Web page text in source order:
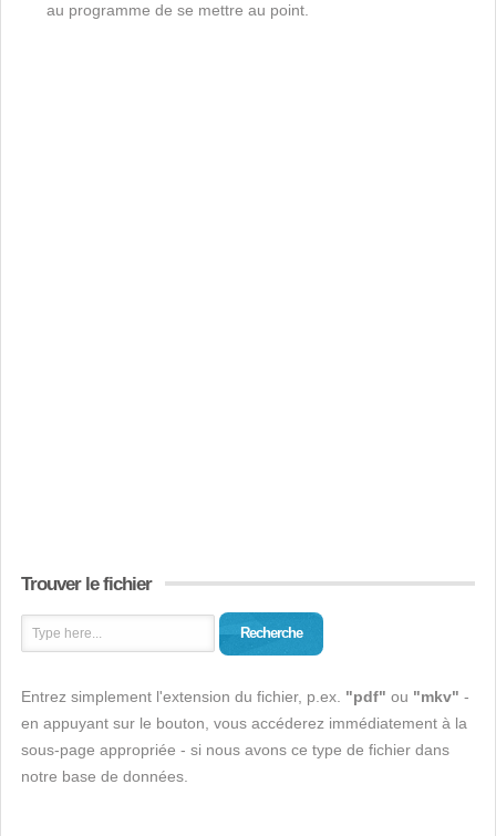
au programme de se mettre au point.
Trouver le fichier
Recherche
Entrez simplement l'extension du fichier, p.ex. "pdf" ou "mkv" -
en appuyant sur le bouton, vous accéderez immédiatement à la
sous-page appropriée - si nous avons ce type de fichier dans
notre base de données.